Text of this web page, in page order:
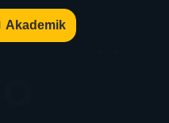
Akademik